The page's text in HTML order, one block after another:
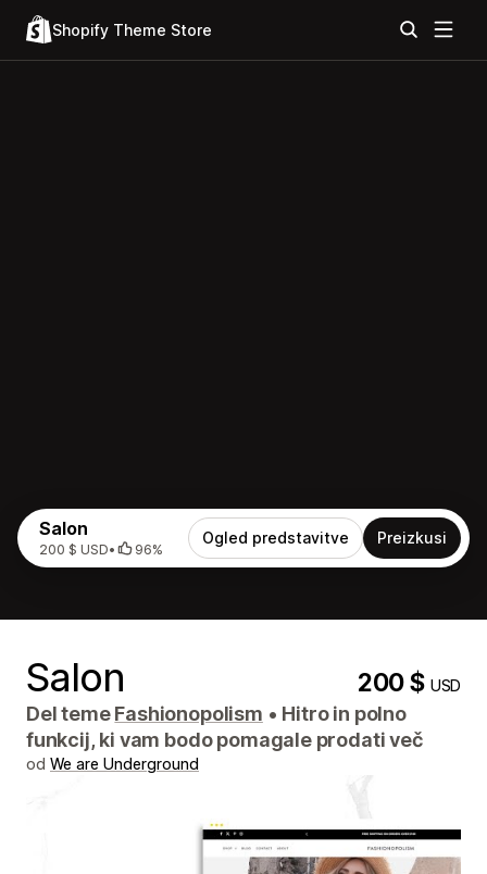
Shopify Theme Store
Salon
200 $ USD• 96%
Ogled predstavitve Preizkusi
Salon 200 $USD
Del temeFashionopolism • Hitro in polno
funkcij, ki vam bodo pomagale prodati več
od We are Underground